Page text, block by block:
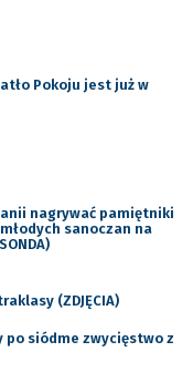
Pokoju jest już w
nagrywać pamiętniki
sanoczan na
(ZDJĘCIA)
po siódme zwycięstwo z